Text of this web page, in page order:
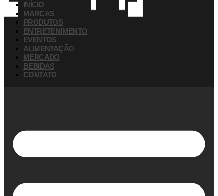
INÍCIO
MARCAS
PRODUTOS
ENTRETENIMENTO
EVENTOS
ALIMENTAÇÃO
MERCADO
BEBIDAS
CONTATO